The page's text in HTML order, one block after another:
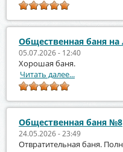
Общественная баня на
05.07.2026 - 12:40
Хорошая баня.
Читать далее...
Общественная баня №8
24.05.2026 - 23:49
Отвратительная баня.